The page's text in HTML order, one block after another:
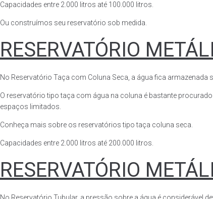
Capacidades entre 2.000 litros até 100.000 litros.
Ou construímos seu reservatório sob medida.
RESERVATÓRIO
No Reservatório Taça com Coluna Seca, a água fica armazenada
O reservatório tipo taça com água na coluna é bastante
espaços limitados.
Conheça mais sobre os reservatórios tipo taça coluna seca.
Capacidades entre 2.000 litros até 200.000 litros.
RESERVATÓRIO